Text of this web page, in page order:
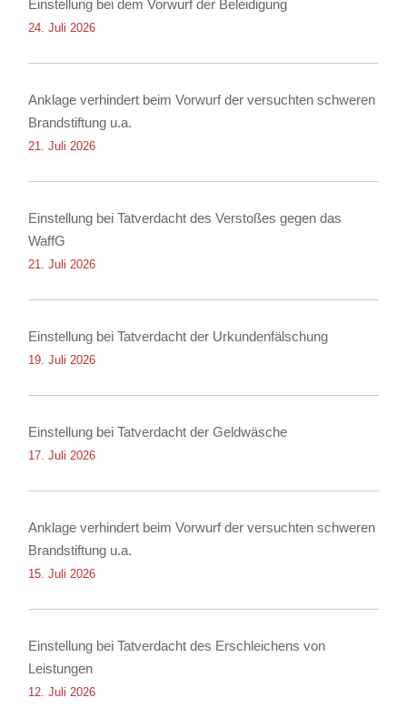
Einstellung bei dem Vorwurf der Beleidigung
24. Juli 2026
Anklage verhindert beim Vorwurf der versuchten schweren
Brandstiftung u.a.
21. Juli 2026
Einstellung bei Tatverdacht des Verstoßes gegen das
WaffG
21. Juli 2026
Einstellung bei Tatverdacht der Urkundenfälschung
19. Juli 2026
Einstellung bei Tatverdacht der Geldwäsche
17. Juli 2026
Anklage verhindert beim Vorwurf der versuchten schweren
Brandstiftung u.a.
15. Juli 2026
Einstellung bei Tatverdacht des Erschleichens von
Leistungen
12. Juli 2026